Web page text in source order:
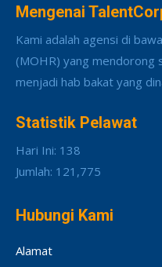
Mengenai
Kami adalah agensi di
(MOHR) yang mendorong
menjadi hab bakat yang
Statistik Pelawat
Hari Ini: 138
Jumlah: 121,775
Hubungi Kami
Alamat